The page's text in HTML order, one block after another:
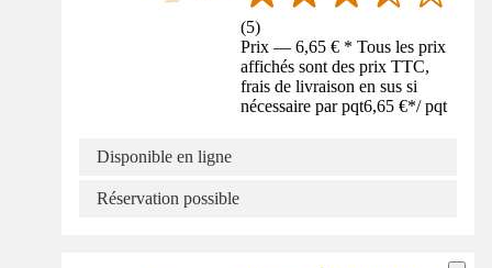
(5)
Prix — 6,65 € * Tous les prix
affichés sont des prix TTC,
frais de livraison en sus si
nécessaire par pqt6,65 €*/ pqt
Disponible en ligne
Réservation possible